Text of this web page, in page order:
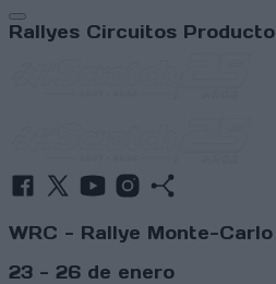
Abrir menú
Rallyes Circuitos Producto
WRC - Rallye Monte-Carlo
23 - 26 de enero